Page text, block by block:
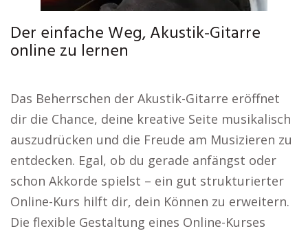
Der einfache Weg, Akustik-Gitarre
online zu lernen
Das Beherrschen der Akustik-Gitarre eröffnet
dir die Chance, deine kreative Seite musikalisch
auszudrücken und die Freude am Musizieren zu
entdecken. Egal, ob du gerade anfängst oder
schon Akkorde spielst – ein gut strukturierter
Online-Kurs hilft dir, dein Können zu erweitern.
Die flexible Gestaltung eines Online-Kurses